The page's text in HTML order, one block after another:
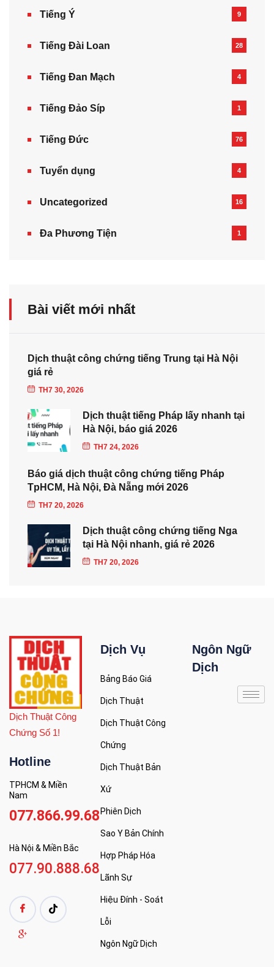
Tiếng Ý 9
Tiếng Đài Loan 28
Tiếng Đan Mạch 4
Tiếng Đảo Síp 1
Tiếng Đức 76
Tuyển dụng 4
Uncategorized 16
Đa Phương Tiện 1
Bài viết mới nhất
Dịch thuật công chứng tiếng Trung tại Hà Nội
giá rẻ
TH7 30, 2026
Dịch thuật tiếng Pháp lấy nhanh tại
Hà Nội, báo giá 2026
TH7 24, 2026
Báo giá dịch thuật công chứng tiếng Pháp
TpHCM, Hà Nội, Đà Nẵng mới 2026
TH7 20, 2026
Dịch thuật công chứng tiếng Nga
tại Hà Nội nhanh, giá rẻ 2026
TH7 20, 2026
Dịch Thuật Công
Chứng Số 1!
Hotline
TPHCM & Miền
Nam
077.866.99.68
Hà Nội & Miền Bắc
077.90.888.68
Dịch Vụ
Bảng Báo Giá
Dịch Thuật
Dịch Thuật Công
Chứng
Dịch Thuật Bản
Xứ
Phiên Dịch
Sao Y Bản Chính
Hợp Pháp Hóa
Lãnh Sự
Hiệu Đính - Soát
Lỗi
Ngôn Ngữ Dịch
Ngôn Ngữ
Dịch